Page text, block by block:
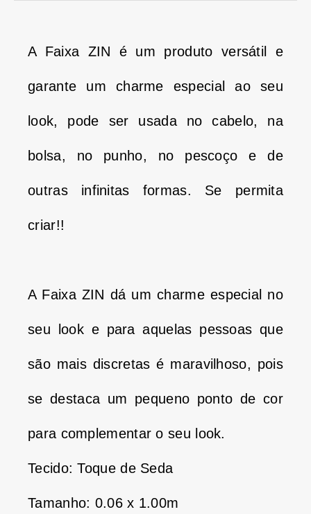
A Faixa ZIN é um produto versátil e
garante um charme especial ao seu
look, pode ser usada no cabelo, na
bolsa, no punho, no pescoço e de
outras infinitas formas. Se permita
criar!!
A Faixa ZIN dá um charme especial no
seu look e para aquelas pessoas que
são mais discretas é maravilhoso, pois
se destaca um pequeno ponto de cor
para complementar o seu look.
Tecido: Toque de Seda
Tamanho: 0.06 x 1.00m